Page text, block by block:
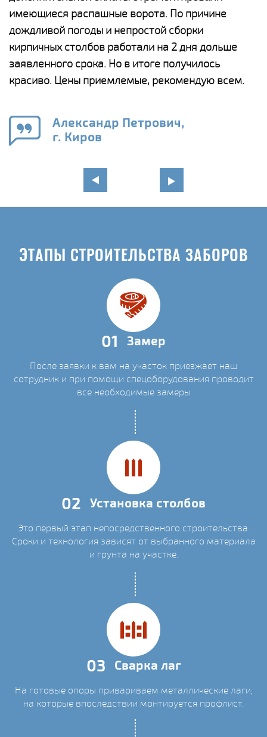
имеющиеся распашные ворота. По причине
дождливой погоды и непростой сборки
кирпичных столбов работали на 2 дня дольше
заявленного срока. Но в итоге получилось
красиво. Цены приемлемые, рекомендую всем.
Александр Петрович,
г. Киров
ЭТАПЫ СТРОИТЕЛЬСТВА ЗАБОРОВ
01 Замер
После заявки к вам на участок приезжает наш
сотрудник и при помощи спецоборудования проводит
все необходимые замеры
02 Установка столбов
Это первый этап непосредственного строительства.
Сроки и технология зависят от выбранного материала
и грунта на участке.
03 Сварка лаг
На готовые опоры привариваем металлические лаги,
на которые впоследствии монтируется профлист.